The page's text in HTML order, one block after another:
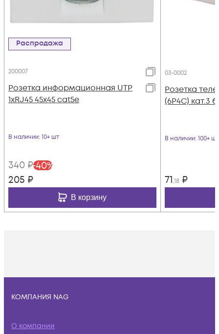
Распродажа
200007
Розетка информационная UTP
1хRJ45 45х45 cat5е
В наличии: 10+ шт
340 ₽-40%
205 ₽
В корзину
03-0002
Розетка
(6P4C) кат.3
В наличии: 100+ шт
71,18 ₽
КОМПАНИЯ NAG
О компании